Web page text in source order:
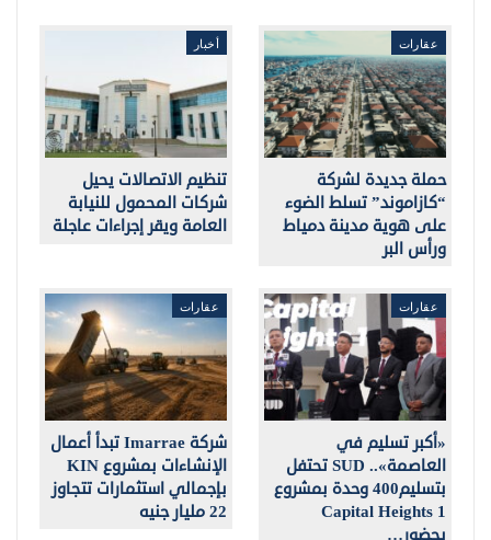
عقارات
حملة جديدة لشركة
“كازاموند” تسلط الضوء
على هوية مدينة دمياط
ورأس البر
أخبار
تنظيم الاتصالات يحيل
شركات المحمول للنيابة
العامة ويقر إجراءات عاجلة
عقارات
«أكبر تسليم في
العاصمة».. SUD تحتفل
بتسليم400 وحدة بمشروع
Capital Heights 1
عقارات
شركة Imarrae تبدأ أعمال
الإنشاءات بمشروع KIN
بإجمالي استثمارات تتجاوز
22 مليار جنيه